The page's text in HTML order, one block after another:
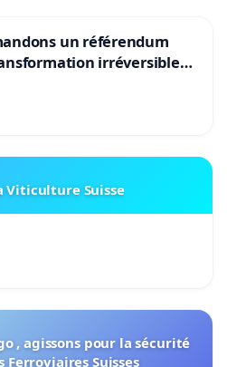
un référendum
irréversible
Viticulture Suisse
, agissons pour la sécurité
Ferroviaires Suisses